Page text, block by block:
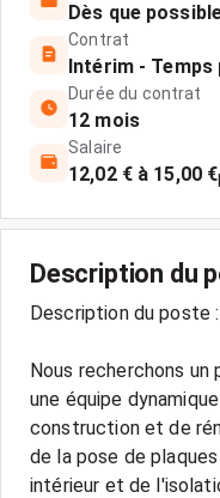
Dès que
Contrat
Intérim - Temps
Durée du contrat
12 mois
Salaire
12,02 € à 15,00 €
Description du
Description du poste :
Nous recherchons un
une équipe
construction et de
de la pose de
intérieur et de